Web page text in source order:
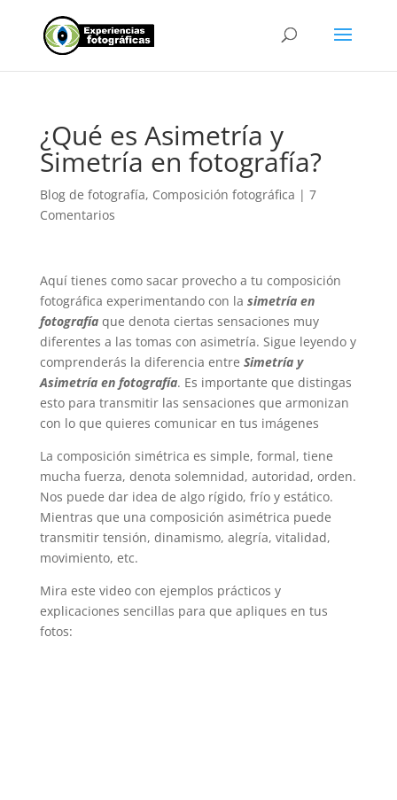
¿Qué es Asimetría y
Simetría en fotografía?
Blog de fotografía, Composición fotográfica | 7
Comentarios
Aquí tienes como sacar provecho a tu composición
fotográfica experimentando con la simetría en
fotografíaque denota ciertas sensaciones muy
diferentes a las tomas con asimetría. Sigue leyendo y
comprenderás la diferencia entre Simetría y
Asimetría en fotografía. Es importante que distingas
esto para transmitir las sensaciones que armonizan
con lo que quieres comunicar en tus imágenes
La composición simétrica es simple, formal, tiene
mucha fuerza, denota solemnidad, autoridad, orden.
Nos puede dar idea de algo rígido, frío y estático.
Mientras que una composición asimétrica puede
transmitir tensión, dinamismo, alegría, vitalidad,
movimiento, etc.
Mira este video con ejemplos prácticos y
explicaciones sencillas para que apliques en tus
fotos: